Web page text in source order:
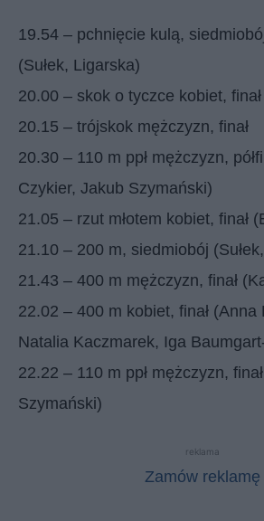
19.54 – pchnięcie kulą,
(Sułek, Ligarska)
20.00 – skok o tyczce kobiet, finał
20.15 – trójskok mężczyzn, finał
20.30 – 110 m ppł mężczyzn,
Czykier, Jakub Szymański)
21.05 – rzut młotem kobiet, finał
21.10 – 200 m, siedmiobój
21.43 – 400 m mężczyzn, finał
22.02 – 400 m kobiet, finał (Anna
Natalia Kaczmarek, Iga
22.22 – 110 m ppł mężczyzn,
Szymański)
reklama
Zamów reklamę